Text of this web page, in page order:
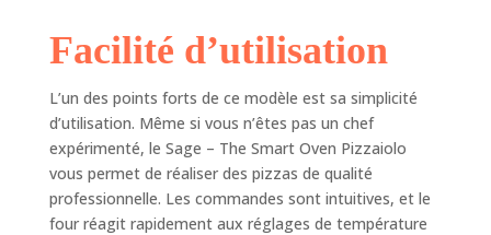
mode manuel, en
réglant les
les éléments
chauffants pour
des résultats
personnalisés
Facilité d’utilisation
L’un des points forts de ce modèle est sa simplicité
d’utilisation. Même si vous n’êtes pas un chef
expérimenté, le Sage – The Smart Oven Pizzaiolo
vous permet de réaliser des pizzas de qualité
professionnelle. Les commandes sont intuitives, et le
four réagit rapidement aux réglages de température